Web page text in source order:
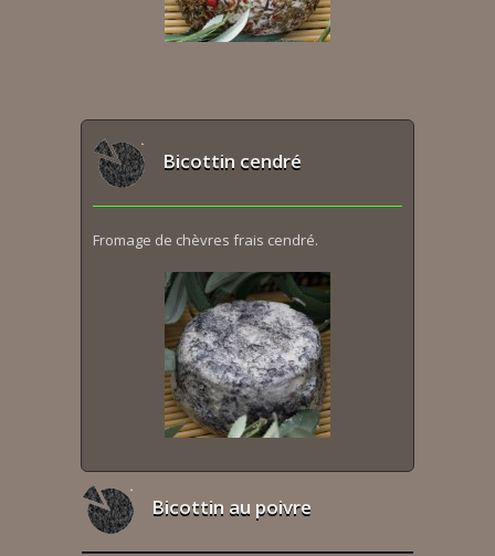
Bicottin cendré
Fromage de chèvres frais cendré.
Bicottin au poivre